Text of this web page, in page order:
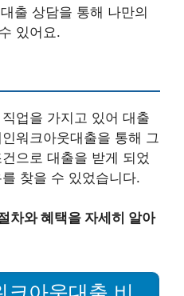
출 상담을 통해 나만의
있어요.
업을 가지고 있어 대출
워크아웃대출을 통해 그
으로 대출을 받게 되었
찾을 수 있었습니다.
차와 혜택을 자세히 알아